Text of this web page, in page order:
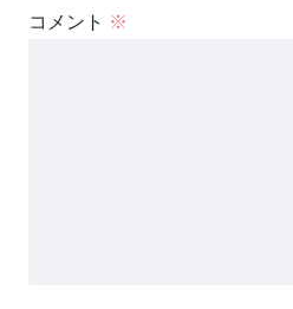
コメント ※